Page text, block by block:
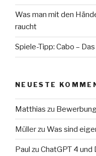
Was man mit den
raucht
Spiele-Tipp: Cabo –
NEUESTE
Matthias zu
Müllerzu Was sind
Paul zu ChatGPT 4 und